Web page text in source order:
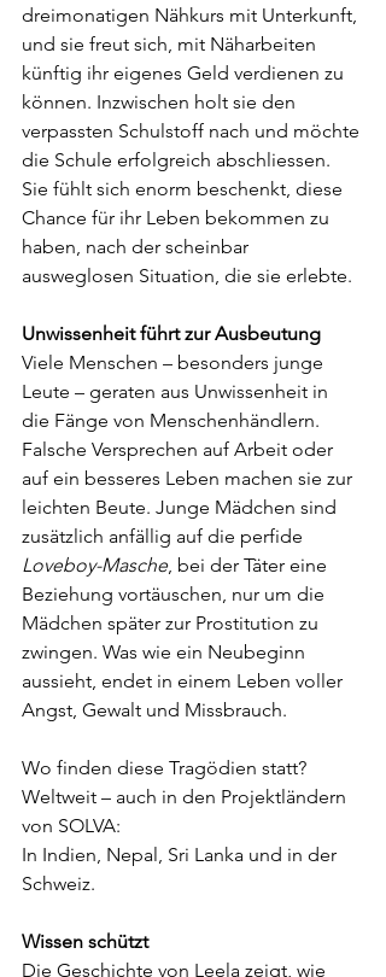
dreimonatigen Nähkurs mit Unterkunft,
und sie freut sich, mit Näharbeiten
künftig ihr eigenes Geld verdienen zu
können. Inzwischen holt sie den
verpassten Schulstoff nach und möchte
die Schule erfolgreich abschliessen.
Sie fühlt sich enorm beschenkt, diese
Chance für ihr Leben bekommen zu
haben, nach der scheinbar
ausweglosen Situation, die sie erlebte.
Unwissenheit führt zur Ausbeutung
Viele Menschen – besonders junge
Leute – geraten aus Unwissenheit in
die Fänge von Menschenhändlern.
Falsche Versprechen auf Arbeit oder
auf ein besseres Leben machen sie zur
leichten Beute. Junge Mädchen sind
zusätzlich anfällig auf die perfide
Loveboy-Masche, bei der Täter eine
Beziehung vortäuschen, nur um die
Mädchen später zur Prostitution zu
zwingen. Was wie ein Neubeginn
aussieht, endet in einem Leben voller
Angst, Gewalt und Missbrauch.
Wo finden diese Tragödien statt?
Weltweit – auch in den Projektländern
von SOLVA:
In Indien, Nepal, Sri Lanka und in der
Schweiz.
Wissen schützt
Die Geschichte von Leela zeigt, wie